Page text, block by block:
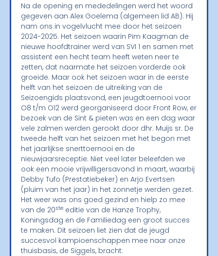
Na de opening en mededelingen werd het woord
gegeven aan Alex Goelema (algemeen lid AB). Hij
nam ons in vogelvlucht mee door het seizoen
2024-2025. Het seizoen waarin Pim Kaagman de
nieuwe hoofdtrainer werd van SVI 1 en samen met
assistent een hecht team heeft weten neer te
zetten, dat naarmate het seizoen vorderde ook
groeide. Maar ook het seizoen waar in de eerste
helft van het seizoen de uitreiking van de
Seizoengids plaatsvond, een jeugdtoernooi voor
O8 t/m O12 werd georganiseerd door Front Row, er
bezoek van de Sint & pieten was en een dag waar
vele zalmen werden gerookt door dhr. Muijs sr. De
tweede helft van het seizoen met het begon met
het jaarlijkse snerttoernooi en de
nieuwjaarsreceptie. Niet veel later beleefden we
ook een mooie vrijwilligersavond in maart, waarbij
Debby Tufo (Prestatiebeker) en Arjo Evertsen
(pluim van het jaar) in het zonnetje werden gezet.
Het weer was ons goed gezind en hielp zo mee
van de 20ste editie van de Hanze Trophy,
Koningsdag en de Familiedag een groot succes
te maken. Dit seizoen liet zien dat de jeugd
succesvol kampioenschappen mee naar onze
thuisbasis, de Siggels, bracht.